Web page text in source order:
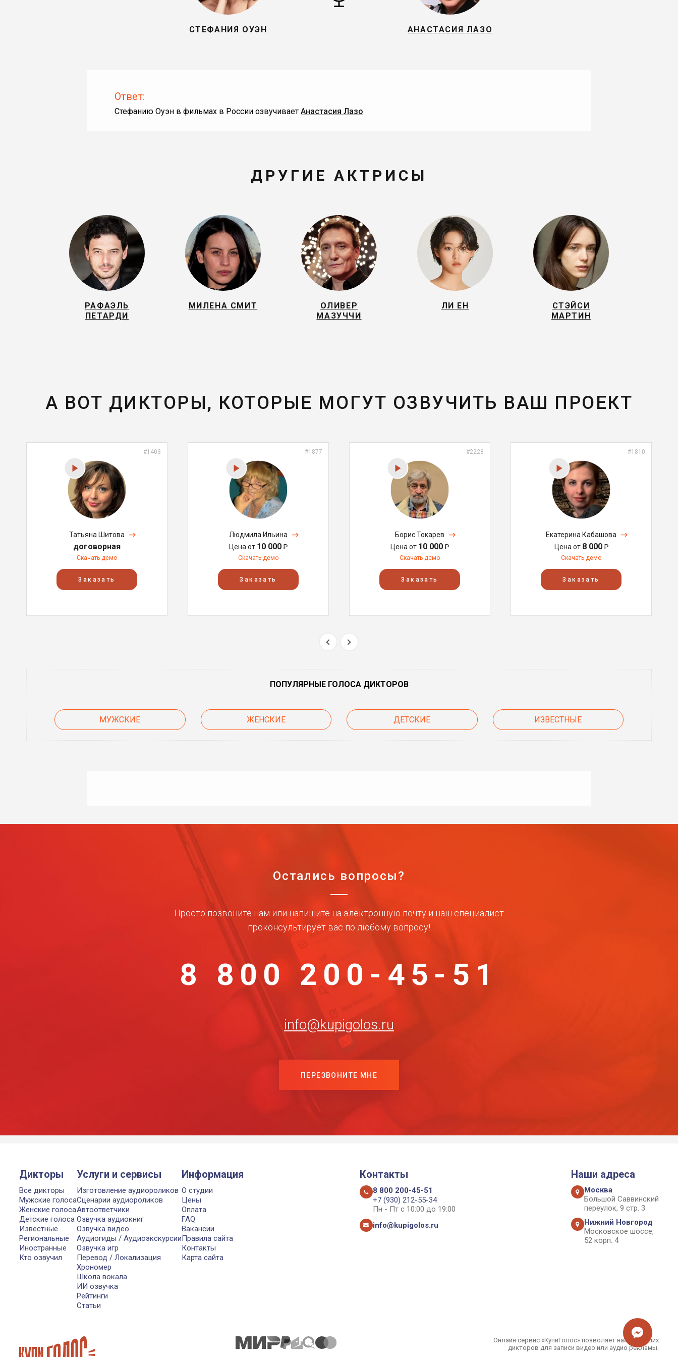
СТЕФАНИЯ ОУЭН АНАСТАСИЯ ЛАЗО
Ответ:
Стефанию Оуэн в фильмах в России озвучивает Анастасия Лазо
ДРУГИЕ АКТРИСЫ
РАФАЭЛЬ
ПЕТАРДИ
МИЛЕНА СМИТ
ОЛИВЕР
МАЗУЧЧИ
ЛИ ЕН
СТЭЙСИ
МАРТИН
А ВОТ ДИКТОРЫ, КОТОРЫЕ МОГУТ ОЗВУЧИТЬ ВАШ ПРОЕКТ
#1403
Татьяна Шитова
договорная
Скачать демо
Заказать
#1877
Людмила Ильина
Цена от 10 000₽
Скачать демо
Заказать
#2228
Борис Токарев
Цена от 10 000₽
Скачать демо
Заказать
#1810
Екатерина Кабашова
Цена от 8 000₽
Скачать демо
Заказать
ПОПУЛЯРНЫЕ ГОЛОСА ДИКТОРОВ
МУЖСКИЕ ЖЕНСКИЕ ДЕТСКИЕ ИЗВЕСТНЫЕ
Остались вопросы?
Просто позвоните нам или напишите на электронную почту и наш специалист
проконсультирует вас по любому вопросу!
8 800 200-45-51
info@kupigolos.ru
ПЕРЕЗВОНИТЕ МНЕ
Дикторы
Все дикторы
Мужские голоса
Женские голоса
Детские голоса
Известные
Региональные
Иностранные
Кто озвучил
Услуги и сервисы
Изготовление аудиороликов
Сценарии аудиороликов
Автоответчики
Озвучка аудиокниг
Озвучка видео
Аудиогиды / Аудиоэкскурсии
Озвучка игр
Перевод / Локализация
Хрономер
Школа вокала
ИИ озвучка
Рейтинги
Статьи
Информация
О студии
Цены
Оплата
FAQ
Вакансии
Правила сайта
Контакты
Карта сайта
Контакты
8 800 200-45-51
+7 (930) 212-55-34
Пн - Пт с 10:00 до 19:00
info@kupigolos.ru
Наши адреса
Москва
Большой Саввинский
переулок, 9 стр. 3
Нижний Новгород
Московское шоссе,
52 корп. 4
Онлайн сервис «КупиГолос» позволяет найти лучших
дикторов для записи видео или аудио рекламы.